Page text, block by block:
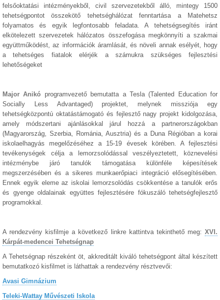
felsőoktatási intézményekből, civil szervezetekből álló, mintegy 1500
tehetségpontot összekötő tehetséghálózat fenntartása a Matehetsz
folyamatos és egyik legfontosabb feladata. A tehetségsegítés iránt
elkötelezett szervezetek hálózatos összefogása megkönnyíti a szakmai
együttműködést, az információk áramlását, és növeli annak esélyét, hogy
a tehetséges fiatalok elérjék a számukra szükséges fejlesztési
lehetőségeket
Major Anikó programvezető bemutatta a Tesla (Talented Education for
Socially Less Advantaged) projektet, melynek missziója egy
tehetségközpontú oktatástámogató és fejlesztő nagy projekt kidolgozása,
amely módszertani ajánlásokkal járul hozzá a partnerországokban
(Magyarország, Szerbia, Románia, Ausztria) és a Duna Régióban a korai
iskolaelhagyás megelőzéséhez a 15-19 évesek körében. A fejlesztési
tevékenységek célja a lemorzsolódással veszélyeztetett, köznevelési
intézménybe járó tanulók támogatása különféle képesítések
megszerzésében és a sikeres munkaerőpiaci integráció elősegítésében.
Ennek egyik eleme az iskolai lemorzsolódás csökkentése a tanulók erős
és gyenge oldalainak együttes fejlesztésére fókuszáló tehetségfejlesztő
programokkal.
A rendezvény kisfilmje a következő linkre kattintva tekinthető meg: XVI.
Kárpát-medencei Tehetségnap
A Tehetségnap részeként öt, akkreditált kiváló tehetségpont által készített
bemutatkozó kisfilmet is láthattak a rendezvény résztvevői:
Avasi Gimnázium
Teleki-Wattay Művészeti Iskola